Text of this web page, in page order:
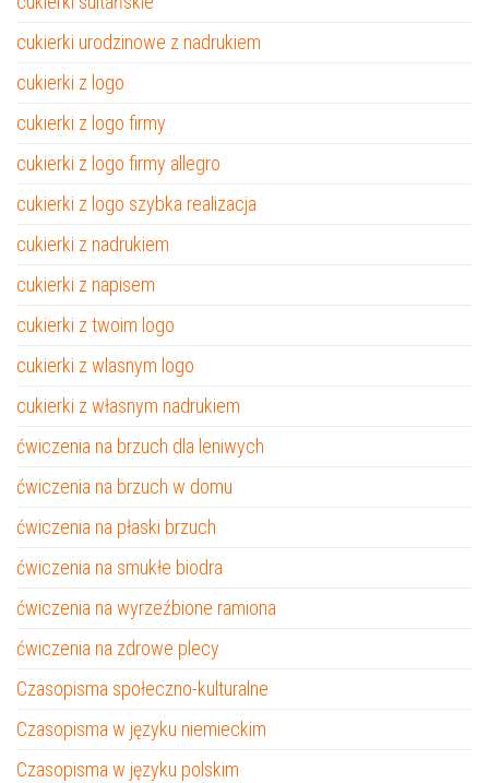
cukierki urodzinowe z nadrukiem
cukierki z logo
cukierki z logo firmy
cukierki z logo firmy allegro
cukierki z logo szybka realizacja
cukierki z nadrukiem
cukierki z napisem
cukierki z twoim logo
cukierki z wlasnym logo
cukierki z własnym nadrukiem
ćwiczenia na brzuch dla leniwych
ćwiczenia na brzuch w domu
ćwiczenia na płaski brzuch
ćwiczenia na smukłe biodra
ćwiczenia na wyrzeźbione ramiona
ćwiczenia na zdrowe plecy
Czasopisma społeczno-kulturalne
Czasopisma w języku niemieckim
Czasopisma w języku polskim